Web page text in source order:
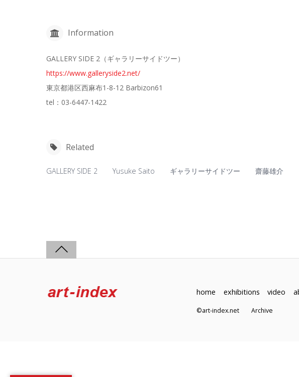
Information
GALLERY SIDE 2（ギャラリーサイドツー）
https://www.galleryside2.net/
東京都港区西麻布1-8-12 Barbizon61
tel：03-6447-1422
Related
GALLERY SIDE 2 Yusuke Saito ギャラリーサイドツー 齋藤雄介
home exhibitions video
©art-index.netArchive